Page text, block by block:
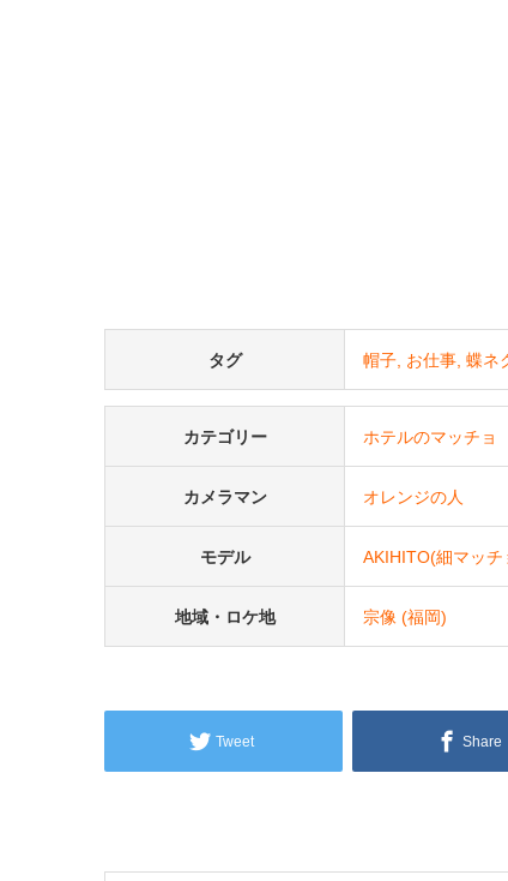
タグ 帽子 お仕事 蝶ネ
カテゴリー ホテルのマッチョ
カメラマン オレンジの人
モデル AKIHITO(細マッチ
地域・ロケ地 宗像 (福岡)
Tweet Share